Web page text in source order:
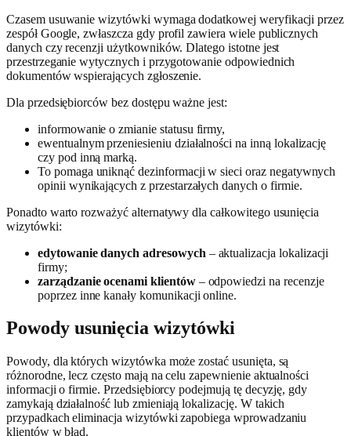
Czasem usuwanie wizytówki wymaga dodatkowej weryfikacji przez
zespół Google, zwłaszcza gdy profil zawiera wiele publicznych
danych czy recenzji użytkowników. Dlatego istotne jest
przestrzeganie wytycznych i przygotowanie odpowiednich
dokumentów wspierających zgłoszenie.
Dla przedsiębiorców bez dostępu ważne jest:
informowanie o zmianie statusu firmy,
ewentualnym przeniesieniu działalności na inną lokalizację
czy pod inną marką.
To pomaga uniknąć dezinformacji w sieci oraz negatywnych
opinii wynikających z przestarzałych danych o firmie.
Ponadto warto rozważyć alternatywy dla całkowitego usunięcia
wizytówki:
edytowanie danych adresowych – aktualizacja lokalizacji
firmy;
zarządzanie ocenami klientów– odpowiedzi na recenzje
poprzez inne kanały komunikacji online.
Powody usunięcia wizytówki
Powody, dla których wizytówka może zostać usunięta, są
różnorodne, lecz często mają na celu zapewnienie aktualności
informacji o firmie. Przedsiębiorcy podejmują tę decyzję, gdy
zamykają działalność lub zmieniają lokalizację. W takich
przypadkach eliminacja wizytówki zapobiega wprowadzaniu
klientów w błąd.